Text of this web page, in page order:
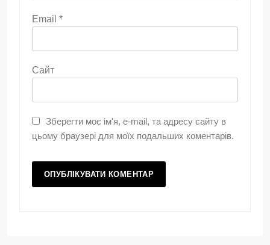
Email *
Сайт
Зберегти моє ім'я, e-mail, та адресу сайту в
цьому браузері для моїх подальших коментарів.